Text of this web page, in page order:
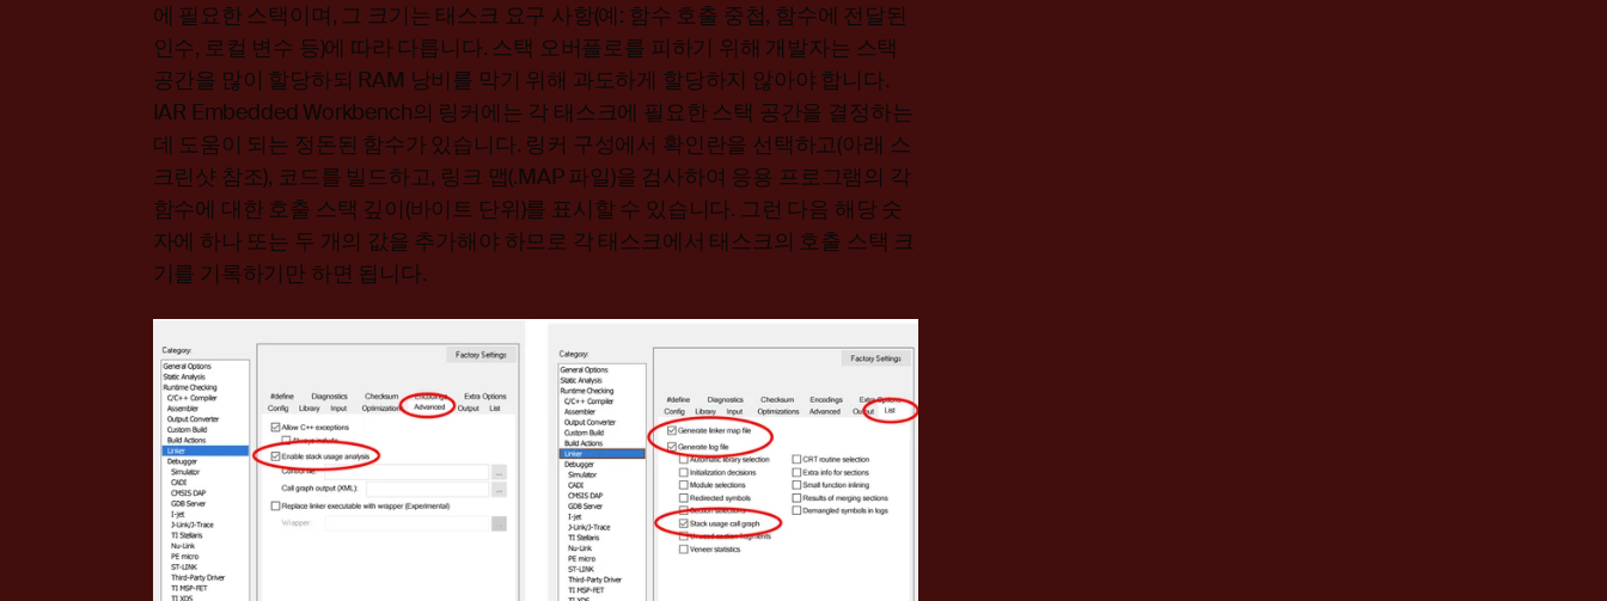
에 필요한 스택이며, 그 크기는 태스크 요구 사항(예: 함수 호출 중첩, 함수에 전달된
인수, 로컬 변수 등)에 따라 다릅니다. 스택 오버플로를 피하기 위해 개발자는 스택
공간을 많이 할당하되 RAM 낭비를 막기 위해 과도하게 할당하지 않아야 합니다.
IAR Embedded Workbench의 링커에는 각 태스크에 필요한 스택 공간을 결정하는
데 도움이 되는 정돈된 함수가 있습니다. 링커 구성에서 확인란을 선택하고(아래 스
크린샷 참조), 코드를 빌드하고, 링크 맵(.MAP 파일)을 검사하여 응용 프로그램의 각
함수에 대한 호출 스택 깊이(바이트 단위)를 표시할 수 있습니다. 그런 다음 해당 숫
자에 하나 또는 두 개의 값을 추가해야 하므로 각 태스크에서 태스크의 호출 스택 크
기를 기록하기만 하면 됩니다.